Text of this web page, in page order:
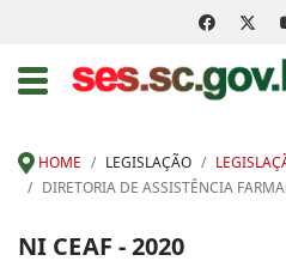
HOME LEGISLAÇÃO
DIRETORIA DE ASSISTÊNCIA
NI CEAF - 2020